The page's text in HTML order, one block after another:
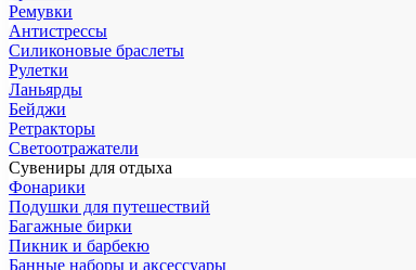
Ремувки
Антистрессы
Силиконовые браслеты
Рулетки
Ланьярды
Бейджи
Ретракторы
Светоотражатели
Сувениры для отдыха
Фонарики
Подушки для путешествий
Багажные бирки
Пикник и барбекю
Банные наборы и аксессуары